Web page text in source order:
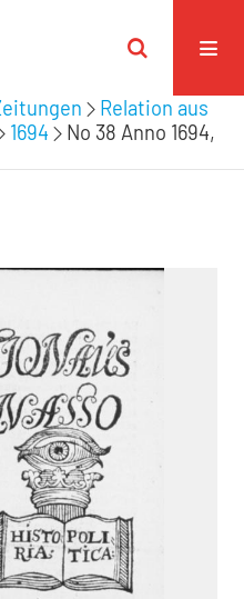
Relation aus
1694
No 38 Anno 1694,